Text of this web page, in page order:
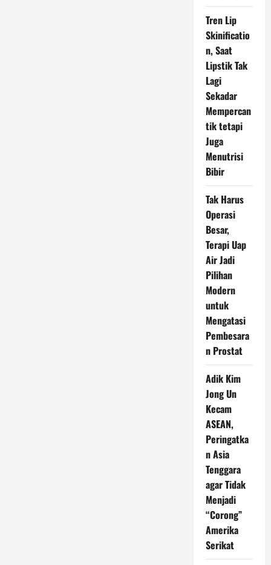
Tren Lip
Skinificatio
n, Saat
Lipstik Tak
Lagi
Sekadar
Mempercan
tik tetapi
Juga
Menutrisi
Bibir
Tak Harus
Operasi
Besar,
Terapi Uap
Air Jadi
Pilihan
Modern
untuk
Mengatasi
Pembesara
n Prostat
Adik Kim
Jong Un
Kecam
ASEAN,
Peringatka
n Asia
Tenggara
agar Tidak
Menjadi
“Corong”
Amerika
Serikat